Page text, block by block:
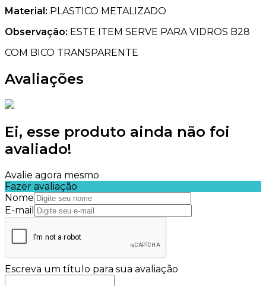
Material: PLASTICO METALIZADO
Observação: ESTE ITEM SERVE PARA VIDROS B28
COM BICO TRANSPARENTE
Avaliações
Ei, esse produto ainda não foi
avaliado!
Avalie agora mesmo
Fazer avaliação
Nome
E-mail
Escreva um título para sua avaliação